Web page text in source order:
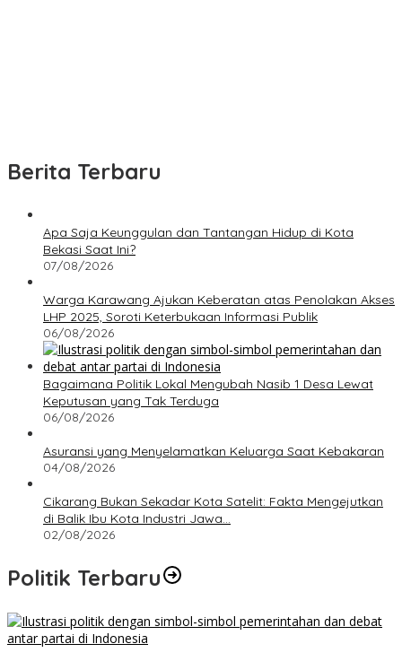
Berita Terbaru
Apa Saja Keunggulan dan Tantangan Hidup di Kota
Bekasi Saat Ini?
07/08/2026
Warga Karawang Ajukan Keberatan atas Penolakan Akses
LHP 2025, Soroti Keterbukaan Informasi Publik
06/08/2026
Bagaimana Politik Lokal Mengubah Nasib 1 Desa Lewat
Keputusan yang Tak Terduga
06/08/2026
Asuransi yang Menyelamatkan Keluarga Saat Kebakaran
04/08/2026
Cikarang Bukan Sekadar Kota Satelit: Fakta Mengejutkan
di Balik Ibu Kota Industri Jawa…
02/08/2026
Politik Terbaru